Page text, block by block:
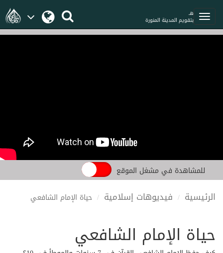
هـ
بتقويم المدينة المنورة
للمشاهدة في مشغل الموقع
الرئيسية فيديوهات إسلامية حياة الإمام الشافعي
حياة الإمام الشافعي